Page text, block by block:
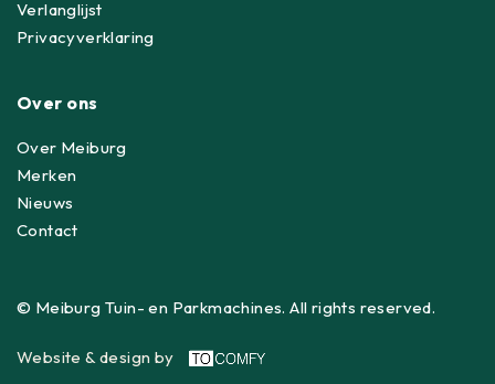
Verlanglijst
Privacyverklaring
Over ons
Over Meiburg
Merken
Nieuws
Contact
© Meiburg Tuin- en Parkmachines. All rights reserved.
Website & design by